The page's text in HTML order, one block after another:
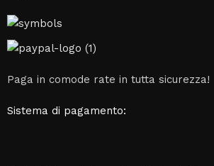
Paga in comode rate in tutta sicurezza!
Sistema di pagamento: